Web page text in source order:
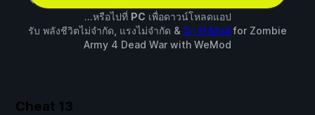
...หรือไปที่ PC เพื่อดาวน์โหลดแอป
รับ พลังชีวิตไม่จำกัด, แรงไม่จำกัด & อีก 11 Mod for Zombie
Army 4 Dead War with WeMod
Cheat 13